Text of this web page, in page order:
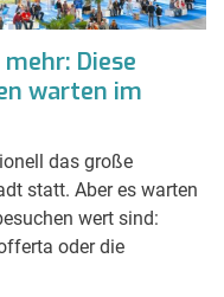
Diese
warten im
das große
statt. Aber es warten
wert sind:
oder die